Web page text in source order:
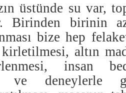
üstünde su var,
Birinden birinin
bize hep
altın
insan
ve deneylerle